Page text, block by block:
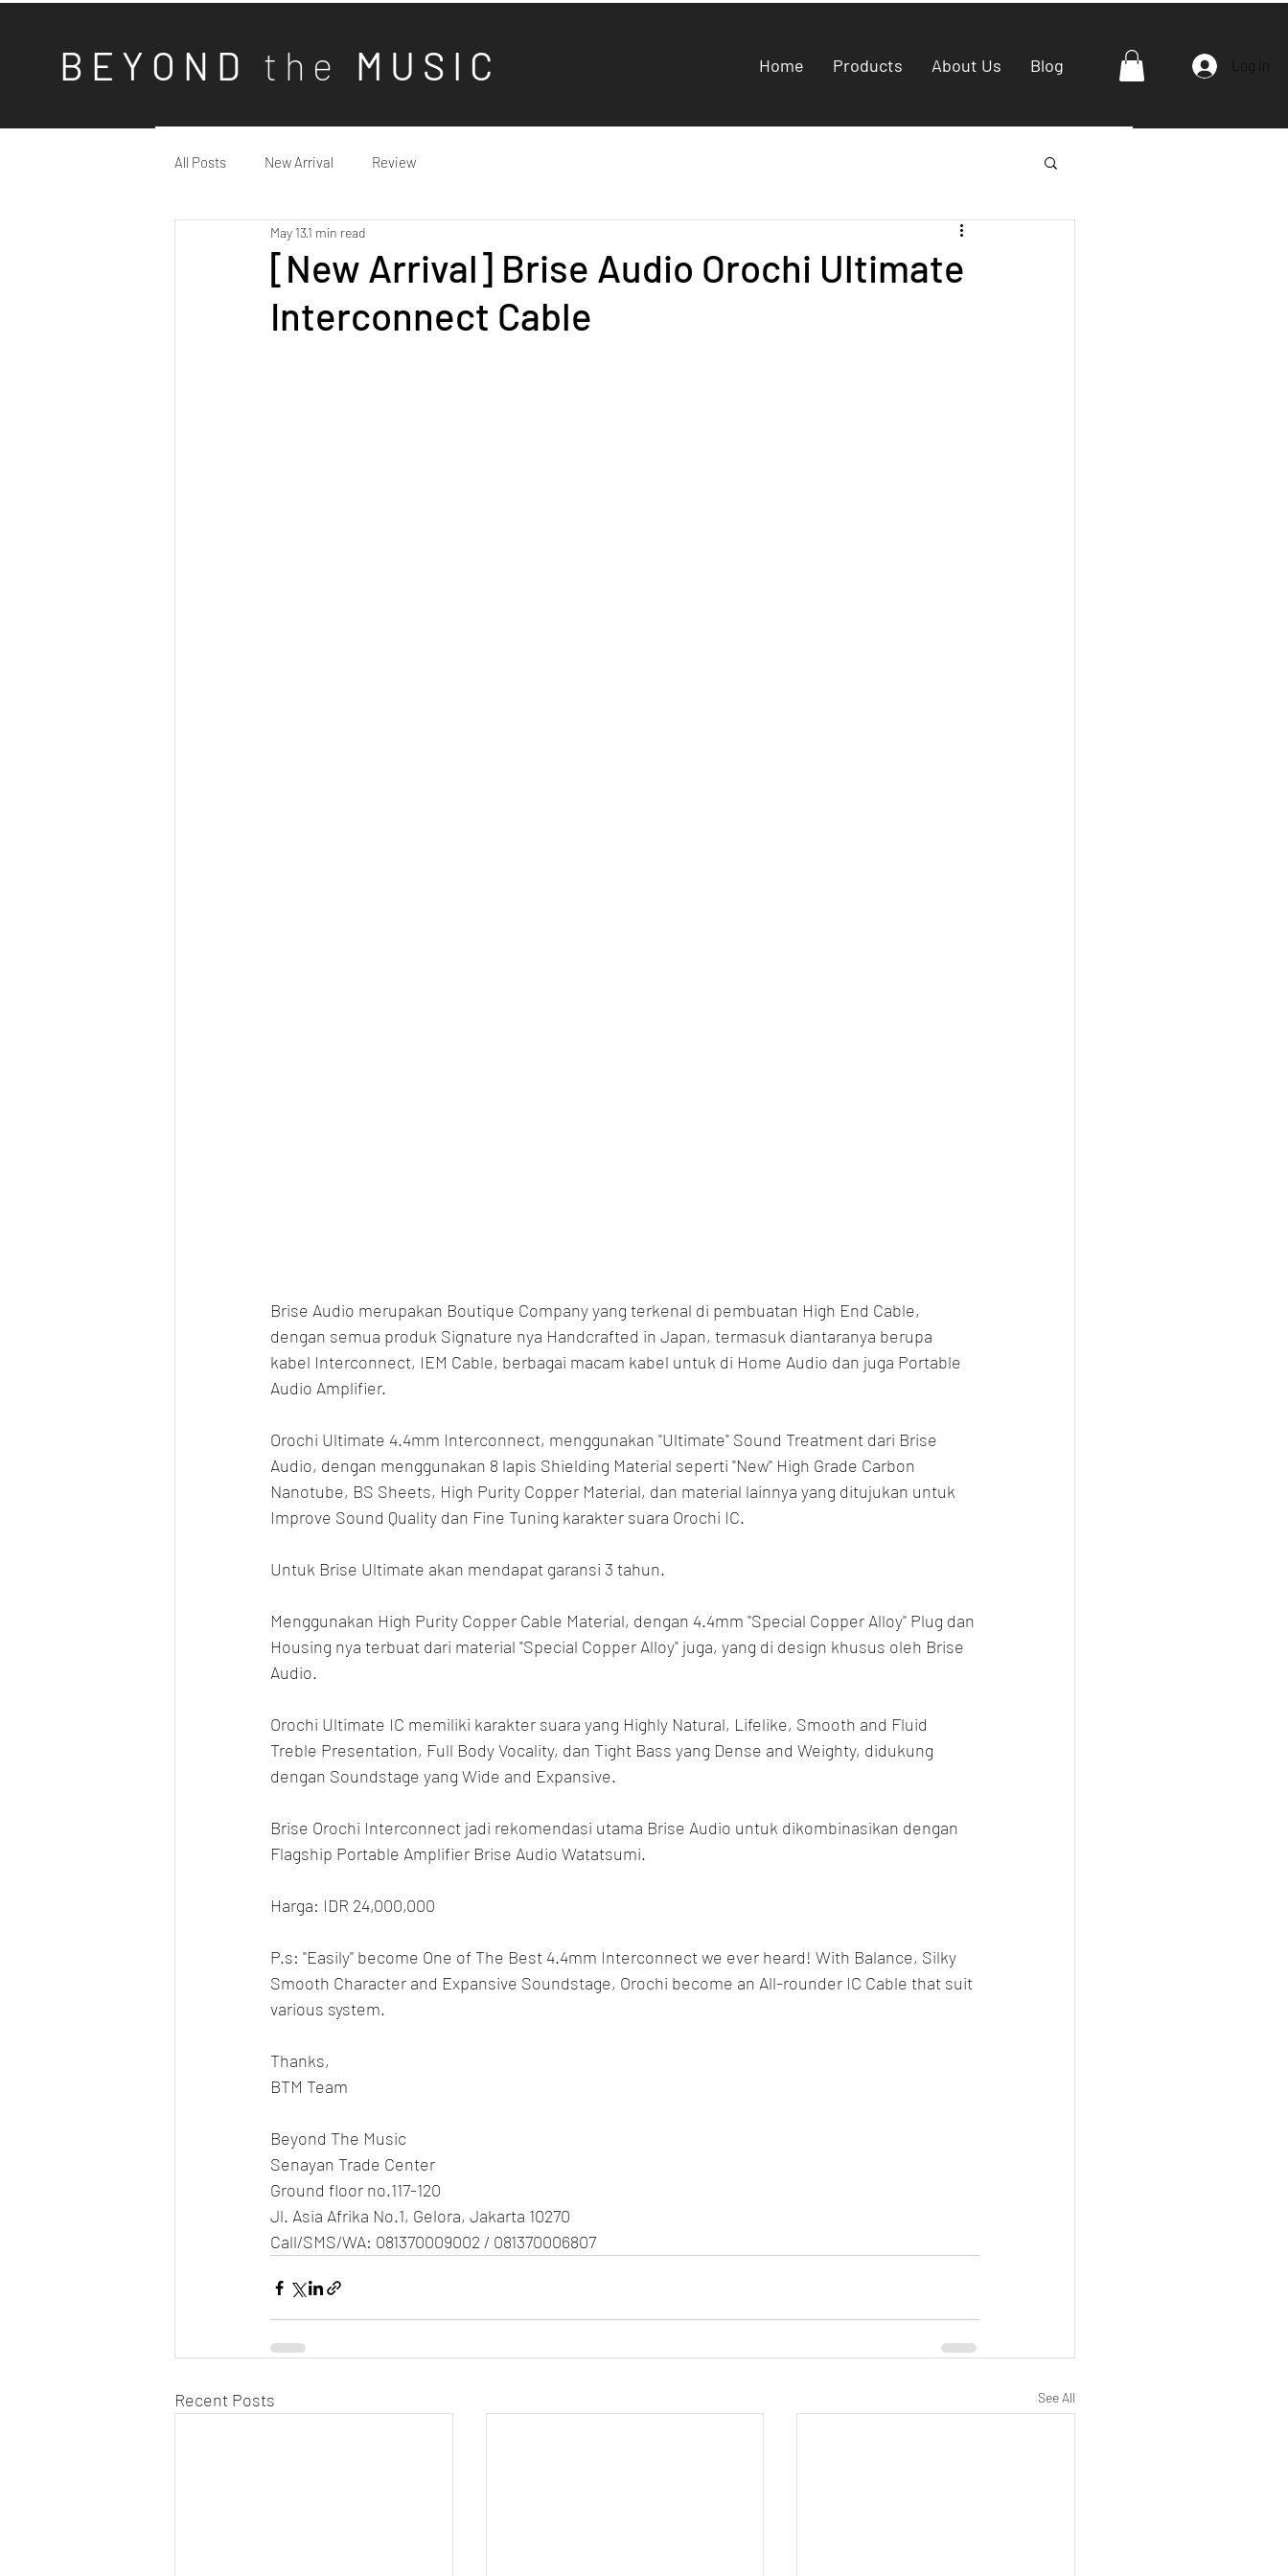
B E Y O N D t h e M U S I C Home Products About Us Blog
All Posts New Arrival Review
[New Arrival] Brise Audio Orochi Ultimate
Interconnect Cable
May 131 min read
Brise Audio merupakan Boutique Company yang terkenal di pembuatan High End Cable,
dengan semua produk Signature nya Handcrafted in Japan, termasuk diantaranya berupa
kabel Interconnect, IEM Cable, berbagai macam kabel untuk di Home Audio dan juga Portable
Audio Amplifier.
Orochi Ultimate 4.4mm Interconnect, menggunakan "Ultimate" Sound Treatment dari Brise
Audio, dengan menggunakan 8 lapis Shielding Material seperti "New" High Grade Carbon
Nanotube, BS Sheets, High Purity Copper Material, dan material lainnya yang ditujukan untuk
Improve Sound Quality dan Fine Tuning karakter suara Orochi IC.
Untuk Brise Ultimate akan mendapat garansi 3 tahun.
Menggunakan High Purity Copper Cable Material, dengan 4.4mm "Special Copper Alloy" Plug dan
Housing nya terbuat dari material "Special Copper Alloy" juga, yang di design khusus oleh Brise
Audio.
Orochi Ultimate IC memiliki karakter suara yang Highly Natural, Lifelike, Smooth and Fluid
Treble Presentation, Full Body Vocality, dan Tight Bass yang Dense and Weighty, didukung
dengan Soundstage yang Wide and Expansive.
Brise Orochi Interconnect jadi rekomendasi utama Brise Audio untuk dikombinasikan dengan
Flagship Portable Amplifier Brise Audio Watatsumi.
Harga: IDR 24,000,000
P.s: "Easily" become One of The Best 4.4mm Interconnect we ever heard! With Balance, Silky
Smooth Character and Expansive Soundstage, Orochi become an All-rounder IC Cable that suit
various system.
Thanks,
BTM Team
Beyond The Music
Senayan Trade Center
Ground floor no.117-120
Jl. Asia Afrika No.1, Gelora, Jakarta 10270
Call/SMS/WA: 081370009002 / 081370006807
Recent Posts See All